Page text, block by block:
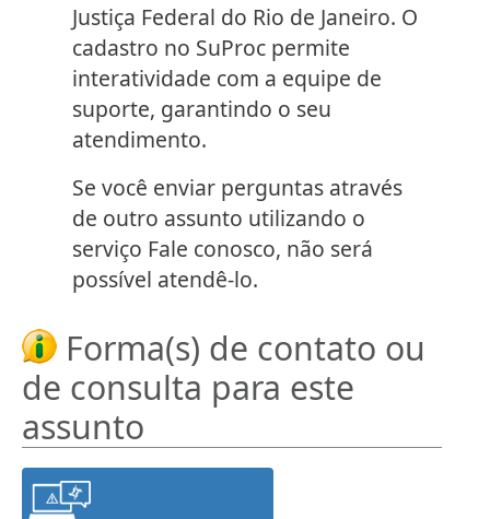
Justiça Federal do Rio de Janeiro. O
cadastro no SuProc permite
interatividade com a equipe de
suporte, garantindo o seu
atendimento.
Se você enviar perguntas através
de outro assunto utilizando o
serviço Fale conosco, não será
possível atendê-lo.
Forma(s) de contato ou
de consulta para este
assunto